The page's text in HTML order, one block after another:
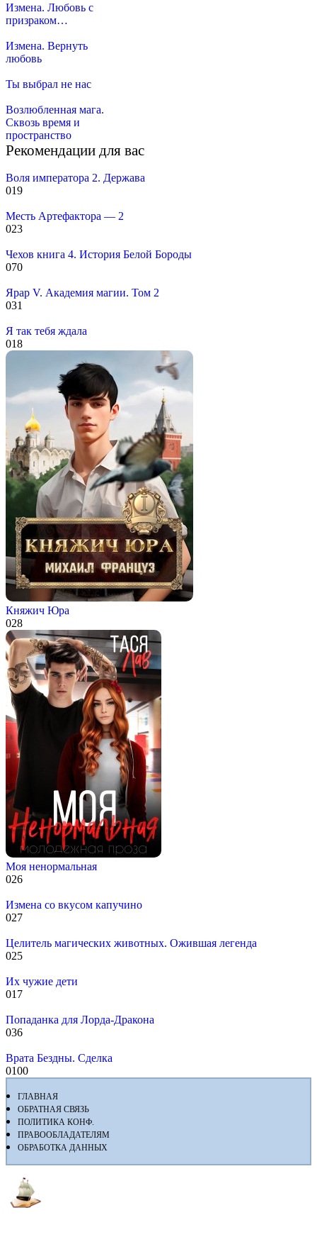
Измена. Любовь с
призраком…
Измена. Вернуть
любовь
Ты выбрал не нас
Возлюбленная мага.
Сквозь время и
пространство
Рекомендации для вас
Воля императора 2. Держава
019
Месть Артефактора — 2
023
Чехов книга 4. История Белой Бороды
070
Ярар V. Академия магии. Том 2
031
Я так тебя ждала
018
Княжич Юра
028
Моя ненормальная
026
Измена со вкусом капучино
027
Целитель магических животных. Ожившая легенда
025
Их чужие дети
017
Попаданка для Лорда-Дракона
036
Врата Бездны. Сделка
0100
ГЛАВНАЯ
ОБРАТНАЯ СВЯЗЬ
ПОЛИТИКА КОНФ.
ПРАВООБЛАДАТЕЛЯМ
ОБРАБОТКА ДАННЫХ